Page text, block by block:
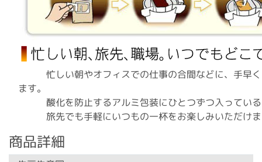
忙しい朝やオフィスでの仕事の合間などに、手早く
ます。
酸化を防止するアルミ包装にひとつずつ入っている
旅先でも手軽にいつもの一杯をお楽しみいただけ
商品詳細